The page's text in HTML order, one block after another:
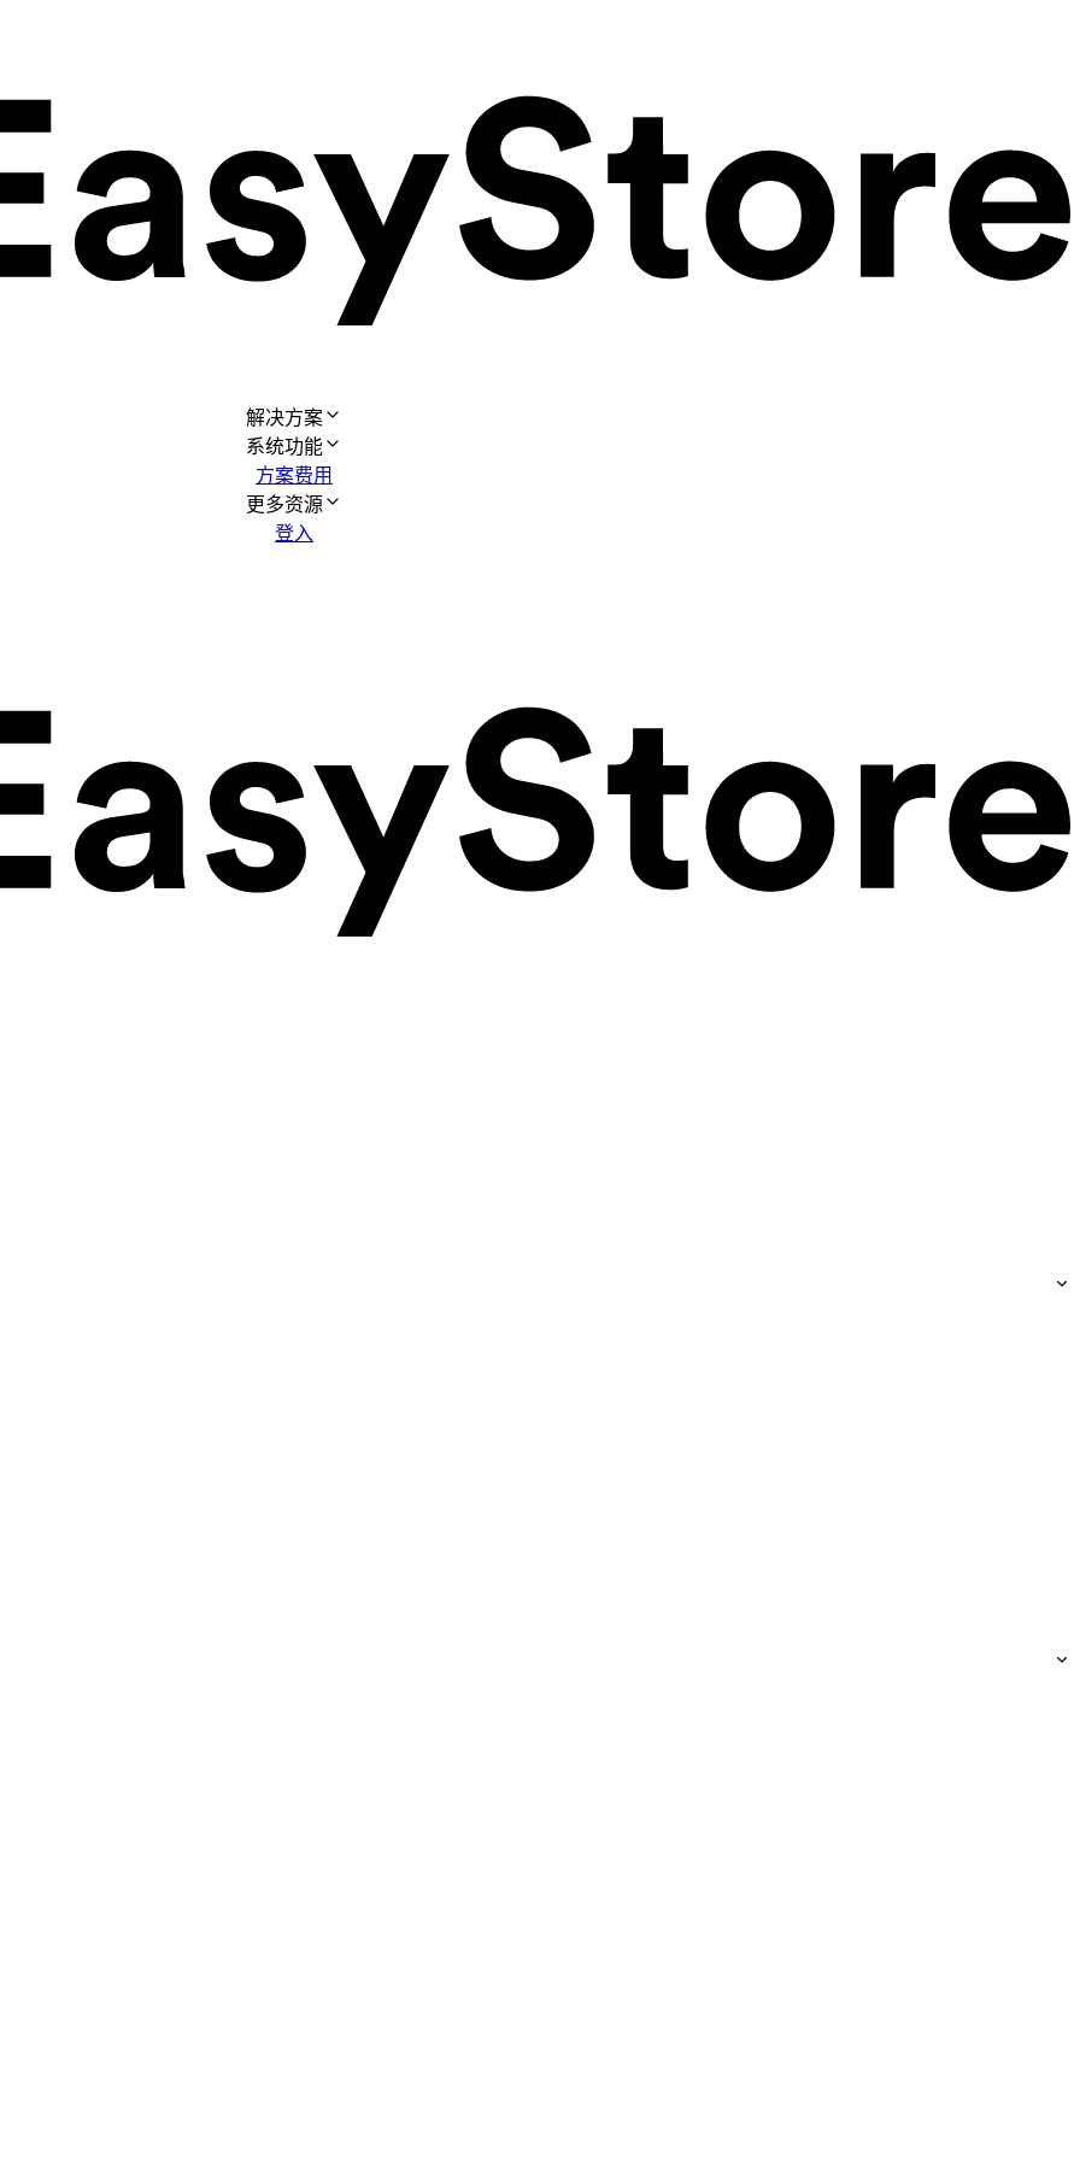
解决方案
系统功能
方案费用
更多资源
登入